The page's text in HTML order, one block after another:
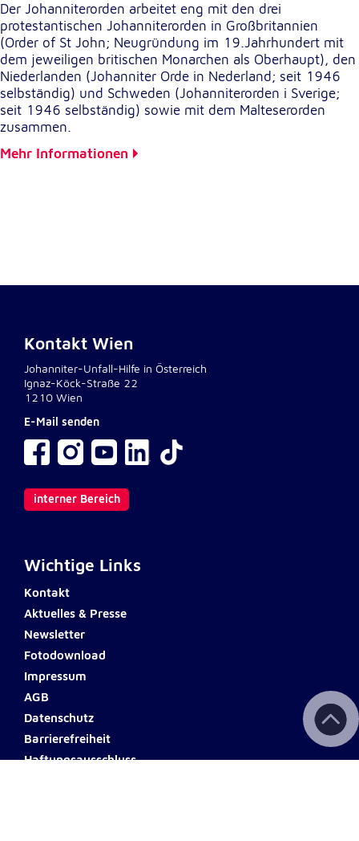
Der Johanniterorden arbeitet eng mit den drei
protestantischen Johanniterorden in Großbritannien
(Order of St John; Neugründung im 19.Jahrhundert mit
dem jeweiligen britischen Monarchen als Oberhaupt), den
Niederlanden (Johanniter Orde in Nederland; seit 1946
selbständig) und Schweden (Johanniterorden i Sverige;
seit 1946 selbständig) sowie mit dem Malteserorden
zusammen.
Mehr Informationen
Kontakt Wien
Johanniter-Unfall-Hilfe in Österreich
Ignaz-Köck-Straße 22
1210 Wien
E-Mail senden
interner Bereich
Wichtige Links
Kontakt
Aktuelles & Presse
Newsletter
Fotodownload
Impressum
AGB
Datenschutz
Barrierefreiheit
Haftungsausschluss
Google Tag Manager
Anbieter:
Google LLC
Anbieter:
Zweck:
Einbinden und Anzeigen von Videos
Google Maps
NID
Google LLC
Cookie Laufzeit:
6 Monate